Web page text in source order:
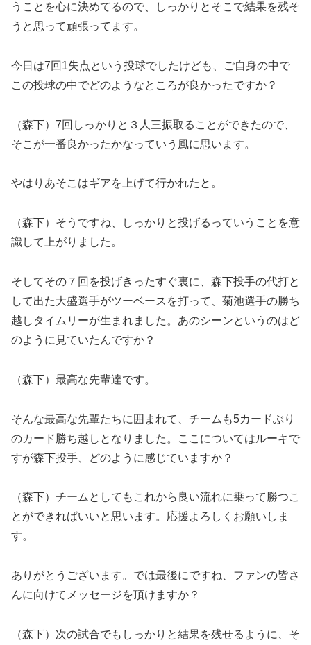
うことを心に決めてるので、しっかりとそこで結果を残そ
うと思って頑張ってます。
今日は7回1失点という投球でしたけども、ご自身の中で
この投球の中でどのようなところが良かったですか？
（森下）7回しっかりと３人三振取ることができたので、
そこが一番良かったかなっていう風に思います。
やはりあそこはギアを上げて行かれたと。
（森下）そうですね、しっかりと投げるっていうことを意
識して上がりました。
そしてその７回を投げきったすぐ裏に、森下投手の代打と
して出た大盛選手がツーベースを打って、菊池選手の勝ち
越しタイムリーが生まれました。あのシーンというのはど
のように見ていたんですか？
（森下）最高な先輩達です。
そんな最高な先輩たちに囲まれて、チームも5カードぶり
のカード勝ち越しとなりました。ここについてはルーキで
すが森下投手、どのように感じていますか？
（森下）チームとしてもこれから良い流れに乗って勝つこ
とができればいいと思います。応援よろしくお願いしま
す。
ありがとうございます。では最後にですね、ファンの皆さ
んに向けてメッセージを頂けますか？
（森下）次の試合でもしっかりと結果を残せるように、そ